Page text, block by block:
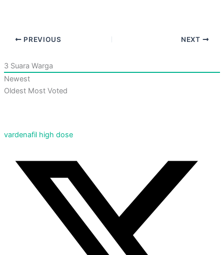
PREVIOUS NEXT
3 Suara Warga
Newest
Oldest Most Voted
vardenafil high dose